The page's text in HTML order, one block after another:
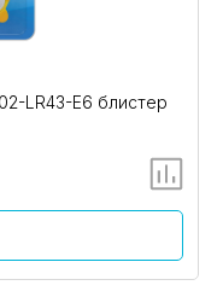
LR43-E6 блистер